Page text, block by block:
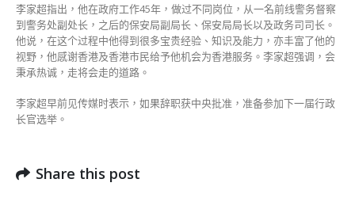
李家超指出，他在政府工作45年，做过不同岗位，从一名前线警务督察
到警务处副处长，之后的保安局副局长、保安局局长以及政务司司长。
他说，在这个过程中他得到很多宝贵经验、知识及能力，亦丰富了他的
视野，他感谢香港及香港市民给予他机会为香港服务。李家超强调，会
秉承热诚，走将会走的道路。
李家超早前见传媒时表示，如果辞职获中央批准，准备参加下一届行政
长官选举。
Share this post